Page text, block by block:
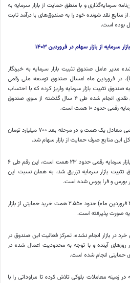
سرمایه‌گذاری و با منطق حمایت از بازار سرمایه به
همواره ۷۰ درصد از منابع نقد شونده خود را به صندوق‌های با درآمد ثابت
بوده است.
مدیر عامل صندوق تثبیت بازار سرمایه به خبرنگار
در فروردین ماه امسال صندوق توسعه ملی رقمی
به صندوق تثبیت بازار سرمایه واریز کرده که با احتساب
آخرین واریزی‌ها، مجموع واریزی‌های نقدی انجام شده طی ۴ سال گذشته از سوی صندوق
حدود ۱۰ همت است.
بر این اساس، در نخستین مرحله، رقمی معادل یک همت و در مرحله بعد ۷۰۰ میلیارد تومان
کل این منابع صرف حمایت از بازار سهام شد.
اکنون مجموع دارایی صندوق تثبیت بازار سرمایه رقمی حدود ۲۳ همت است، این رقم طی ۶
بازار سرمایه تزریق شد، به همان نسبت این
بورس و فرا بورس شده است.
در مجموع طی ۱۱ روز کاری (از ۱۴ تا ۲۹ فروردین ماه) حدود ۲.۵۵۰ همت خرید حمایتی از بازار
صورت پذیرفته است.
در بازار انجام نشده، تمرکز فعالیت این صندوق در
آینده و با توجه به محدودیت اعمال شده در
حمایتی انجام شده است.
زمینه معاملات بلوکی تلاش کرده تا مراوداتی را با